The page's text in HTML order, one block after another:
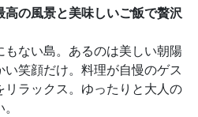
の風景と美味しいご飯で贅沢
ない島。あるのは美しい朝陽
笑顔だけ。料理が自慢のゲス
リラックス。ゆったりと大人の